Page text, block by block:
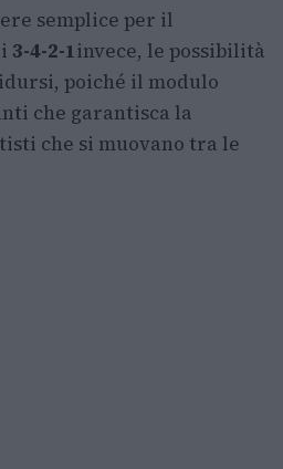
semplice per il
3-4-2-1invece, le possibilità
poiché il modulo
che garantisca la
che si muovano tra le